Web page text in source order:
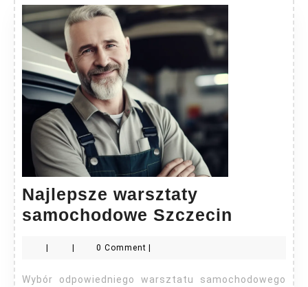
Najlepsze warsztaty
samochodowe Szczecin
0 Comment
Wybór odpowiedniego warsztatu samochodowego